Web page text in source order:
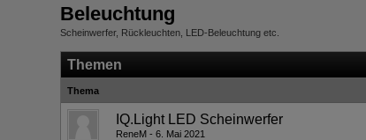
Beleuchtung
Scheinwerfer, Rückleuchten, LED-Beleuchtung etc.
Themen
Thema
IQ.Light LED Scheinwerfer
ReneM 6. Mai 2021